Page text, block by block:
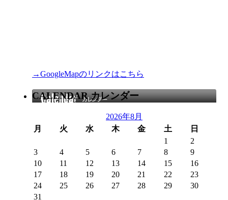
→GoogleMapのリンクはこちら
CALENDAR カレンダー
2026年8月
月
火 水 木 金 土
日
1
2
3
4 5 6 7 8
9
10
11 12 13 14 15
16
17
18 19 20 21 22
23
24
25 26 27 28 29
30
31